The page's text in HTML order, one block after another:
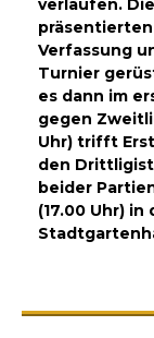
verlaufen.
Verfassung
Turnier
es dann im
gegen
Uhr) trifft
den
beider
(17.00 Uhr)